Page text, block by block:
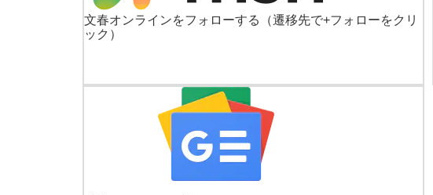
文春オンラインをフォローする
（遷移先で+フォローをクリ
ック）